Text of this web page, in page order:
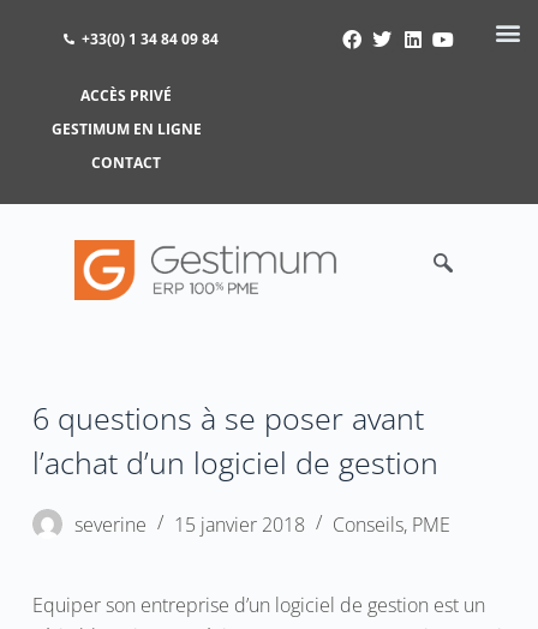
ACCÈS PRIVÉ
GESTIMUM EN LIGNE
CONTACT
+33(0) 1 34 84 09 84
6 questions à se poser avant
l’achat d’un logiciel de gestion
severine 15 janvier 2018 Conseils, PME
Equiper son entreprise d’un logiciel de gestion est un